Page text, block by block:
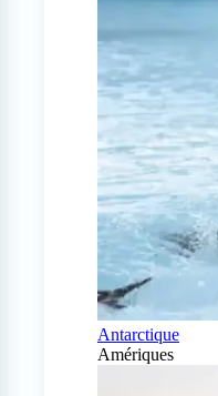
Antarctique
Amériques